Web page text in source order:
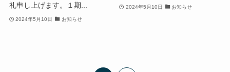
礼申し上げます。１期...
2024年5月10日 お知らせ
2024年5月10日 お知らせ